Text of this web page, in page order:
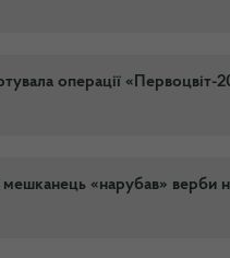
операції «Первоцвіт-
мешканець «нарубав» верби